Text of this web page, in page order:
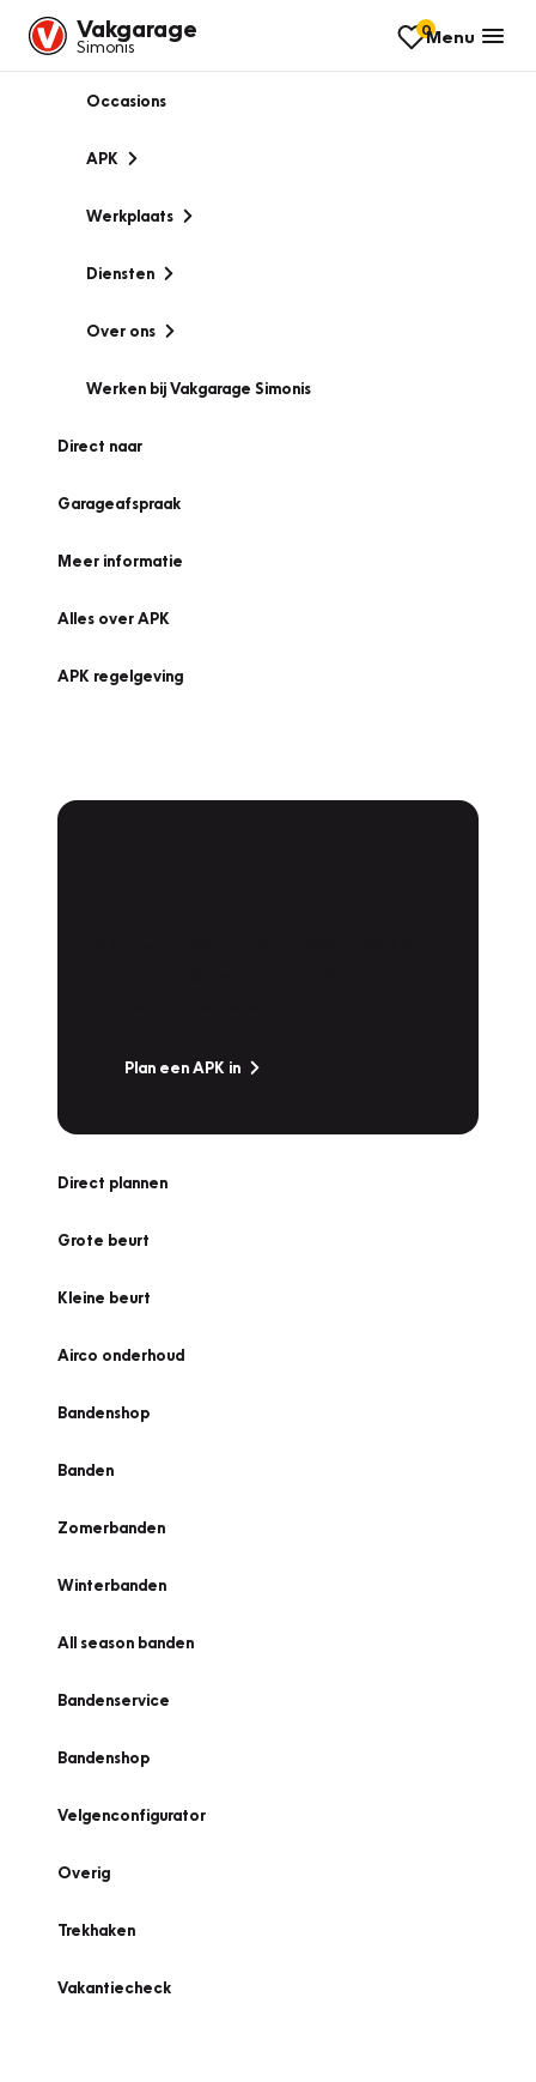
Vakgarage
Simonis
0Menu
Occasions
APK
Werkplaats
Diensten
Over ons
Werken bij Vakgarage Simonis
Direct naar
Garageafspraak
Meer informatie
Alles over APK
APK regelgeving
Plan een APK in
Direct plannen
Grote beurt
Kleine beurt
Airco onderhoud
Bandenshop
Banden
Zomerbanden
Winterbanden
All season banden
Bandenservice
Bandenshop
Velgenconfigurator
Overig
Trekhaken
Vakantiecheck